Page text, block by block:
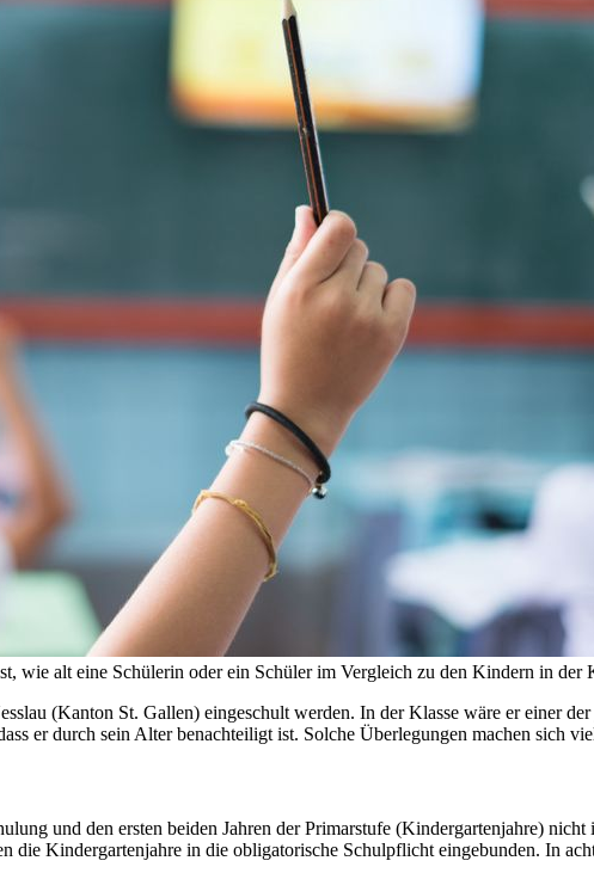
wie alt eine Schülerin oder ein Schüler im Vergleich zu den Kindern in der
(Kanton St. Gallen) eingeschult werden. In der Klasse wäre er einer
er durch sein Alter benachteiligt ist. Solche Überlegungen machen sich
und den ersten beiden Jahren der Primarstufe (Kindergartenjahre)
die Kindergartenjahre in die obligatorische Schulpflicht eingebunden. In